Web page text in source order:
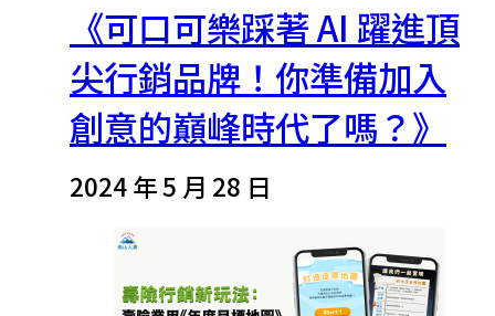
《可口可樂踩著 AI 躍進頂
尖行銷品牌！你準備加入
創意的巔峰時代了嗎？》
2024 年 5 月 28 日